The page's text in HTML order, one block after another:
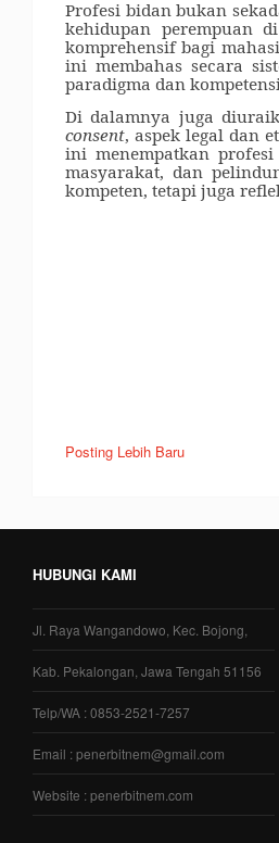
Profesi bidan bukan
kehidupan perempuan
komprehensif bagi
ini membahas secara
paradigma dan
Di dalamnya juga
consent, aspek legal dan
ini menempatkan
masyarakat, dan
kompeten, tetapi juga
Posting Lebih Baru
HUBUNGI KAMI
Jl. Raya Wangandowo, Kec. Bojong,
Kab. Pekalongan, Jawa Tengah 51156
Telp/WA : 0853-2521-7257
Email : penerbitnem@gmail.com
Website : penerbitnem.com